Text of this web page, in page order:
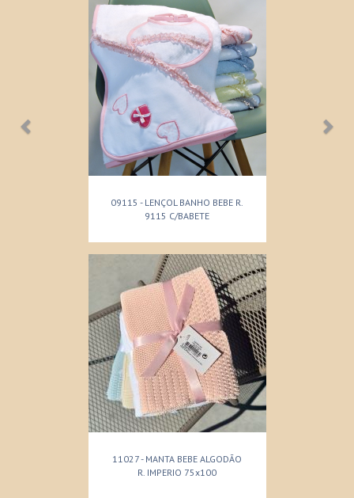
09115 - LENÇOL BANHO BEBE R.
9115 C/BABETE
11027 - MANTA BEBE ALGODÃO
R. IMPERIO 75x100